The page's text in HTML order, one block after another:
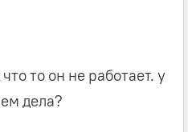
то он не работает. у
дела?